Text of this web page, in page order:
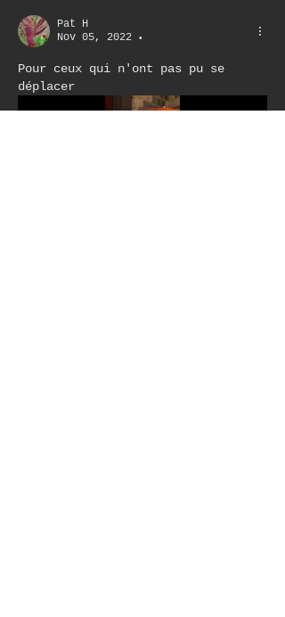
Pat H
Nov 05, 2022
•
Pour ceux qui n'ont pas pu se
déplacer